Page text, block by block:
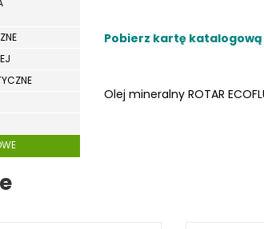
MASZYN DOMAGNETYCZNE
– FREZARKI STOŁOWE
DO BLACHY
DODATKOWE METALLKRAFT
DO BLACHY
Pobierz kartę katalogową
Olej mineralny ROTAR